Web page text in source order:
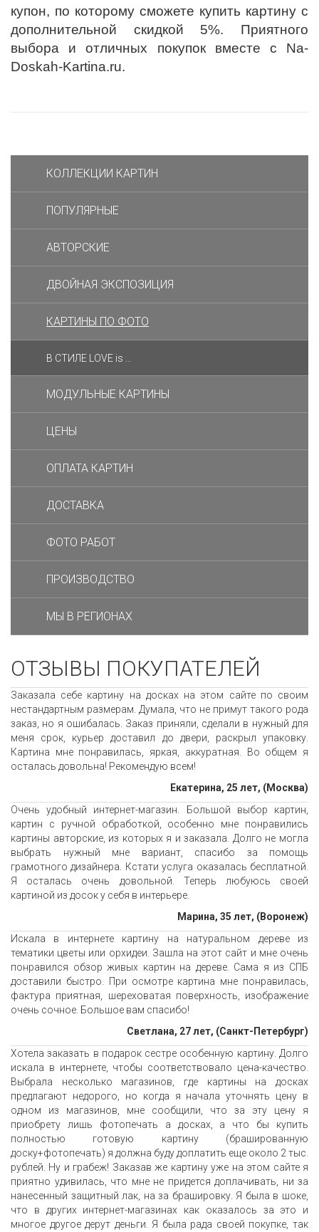
купон, по которому сможете купить картину с
дополнительной скидкой 5%. Приятного
выбора и отличных покупок вместе с Na-
Doskah-Kartina.ru.
КОЛЛЕКЦИИ КАРТИН
ПОПУЛЯРНЫЕ
АВТОРСКИЕ
ДВОЙНАЯ ЭКСПОЗИЦИЯ
КАРТИНЫ ПО ФОТО
В СТИЛЕ LOVE is ...
МОДУЛЬНЫЕ КАРТИНЫ
ЦЕНЫ
ОПЛАТА КАРТИН
ДОСТАВКА
ФОТО РАБОТ
ПРОИЗВОДСТВО
МЫ В РЕГИОНАХ
ОТЗЫВЫ ПОКУПАТЕЛЕЙ
Заказала себе картину на досках на этом сайте по своим
нестандартным размерам. Думала, что не примут такого рода
заказ, но я ошибалась. Заказ приняли, сделали в нужный для
меня срок, курьер доставил до двери, раскрыл упаковку.
Картина мне понравилась, яркая, аккуратная. Во общем я
осталась довольна! Рекомендую всем!
Екатерина, 25 лет, (Москва)
Очень удобный интернет-магазин. Большой выбор картин,
картин с ручной обработкой, особенно мне понравились
картины авторские, из которых я и заказала. Долго не могла
выбрать нужный мне вариант, спасибо за помощь
грамотного дизайнера. Кстати услуга оказалась бесплатной.
Я осталась очень довольной. Теперь любуюсь своей
картиной из досок у себя в интерьере.
Марина, 35 лет, (Воронеж)
Искала в интернете картину на натуральном дереве из
тематики цветы или орхидеи. Зашла на этот сайт и мне очень
понравился обзор живых картин на дереве. Сама я из СПБ
доставили быстро. При осмотре картина мне понравилась,
фактура приятная, шереховатая поверхность, изображение
очень сочное. Большое вам спасибо!
Светлана, 27 лет, (Санкт-Петербург)
Хотела заказать в подарок сестре особенную картину. Долго
искала в интернете, чтобы соответствовало цена-качество.
Выбрала несколько магазинов, где картины на досках
предлагают недорого, но когда я начала уточнять цену в
одном из магазинов, мне сообщили, что за эту цену я
приобрету лишь фотопечать а досках, а что бы купить
полностью готовую картину (брашированную
доску+фотопечать) я должна буду доплатить еще около 2 тыс.
рублей. Ну и грабеж! Заказав же картину уже на этом сайте я
приятно удивилась, что мне не придется доплачивать, ни за
нанесенный защитный лак, на за брашировку. Я была в шоке,
что в других интернет-магазинах как оказалось за это и
многое другое дерут деньги. Я была рада своей покупке, так